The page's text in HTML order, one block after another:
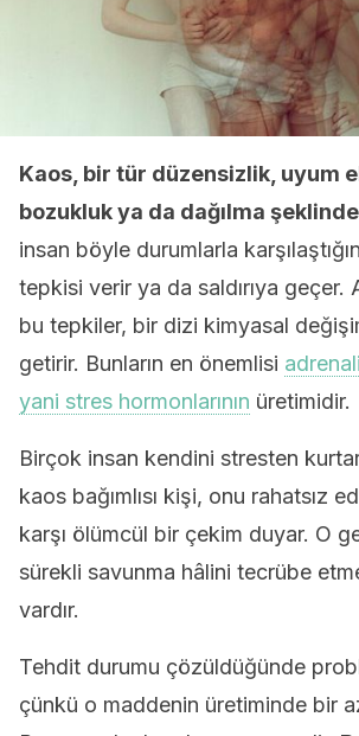
Kaos, bir tür düzensizlik, uyum
bozukluk ya da dağılma şeklinde
insan böyle durumlarla
tepkisi verir ya da saldırıya geçer.
bu tepkiler, bir dizi kimyasal
getirir. Bunların en önemlisi
yani stres hormonlarının üretimidir.
Birçok insan kendini stresten
kaos bağımlısı kişi, onu rahatsız
karşı ölümcül bir çekim duyar. O
sürekli savunma hâlini tecrübe
vardır.
Tehdit durumu çözüldüğünde
çünkü o maddenin üretiminde bir